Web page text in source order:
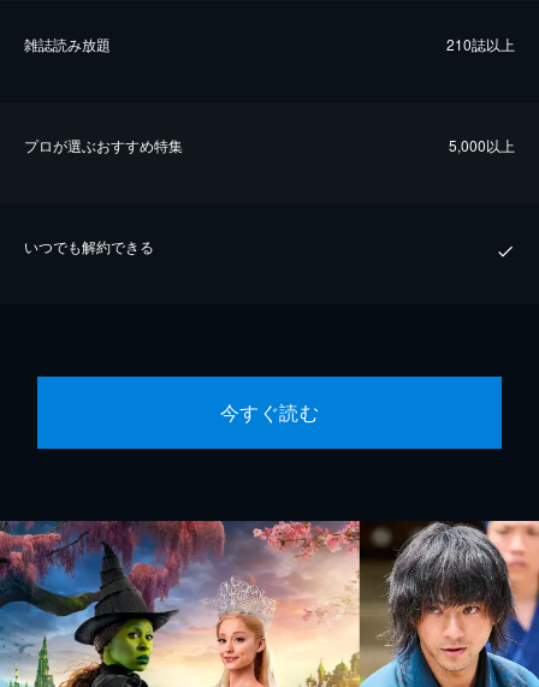
雑誌読み放題 210誌以上
プロが選ぶおすすめ特集 5,000以上
いつでも解約できる
今すぐ読む